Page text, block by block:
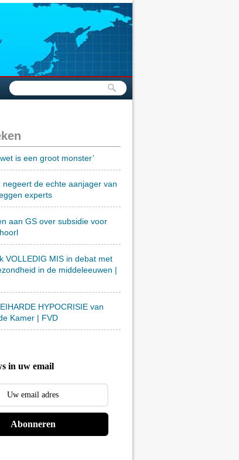
is een groot monster’
negeert de echte aanjager van
experts
aan GS over subsidie voor
VOLLEDIG MIS in debat met
in de middeleeuwen |
HYPOCRISIE van
Kamer | FVD
in uw email
Abonneren